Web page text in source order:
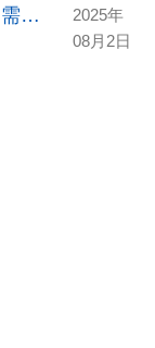
关于Bottles中同一容器内不同应用需要配置不同显卡方案的解决办法
2025年
08月2日